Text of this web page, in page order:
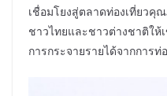
เชื่อมโยงสู่ตลาดท่องเที่ยวคุ
ชาวไทยและชาวต่างชาติใ
การกระจายรายได้จากการท่